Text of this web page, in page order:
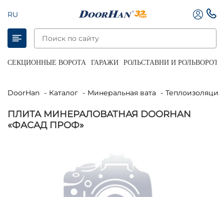
RU
СЕКЦИОННЫЕ ВОРОТА ГАРАЖИ РОЛЬСТАВНИ И РОЛЬВОРОТА
DoorHan Каталог Минеральная вата
ПЛИТА МИНЕРАЛОВАТНАЯ DOORHAN
«ФАСАД ПРОФ»